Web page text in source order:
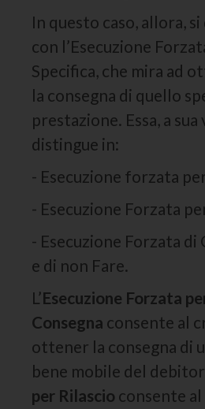
In questo caso, allora,
con l’Esecuzione
Specifica, che mira ad
la consegna di quello
prestazione. Essa, a sua
distingue in:
- Esecuzione forzata
- Esecuzione Forzata
- Esecuzione Forzata
e di non Fare.
L’Esecuzione Forzata
Consegna consente al
ottener la consegna di
bene mobile del
per Rilascio consente